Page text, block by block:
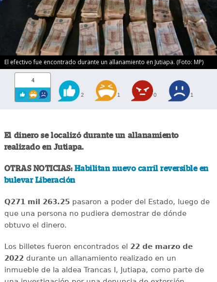
El efectivo fue encontrado durante un allanamiento en Jutiapa. (Foto: MP)
4
2 1 0 1
El dinero se localizó durante un allanamiento
realizado en Jutiapa.
OTRAS NOTICIAS: Habilitan nuevo carril reversible en
bulevar Liberación
Q271 mil 263.25pasaron a poder del Estado, luego de
que una persona no pudiera demostrar de dónde
obtuvo el dinero.
Los billetes fueron encontrados el 22 de marzo de
2022 durante un allanamiento realizado en un
inmueble de la aldea Trancas I, Jutiapa, como parte de